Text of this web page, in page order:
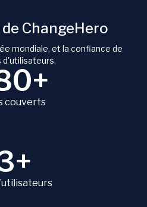
ChangeHero
mondiale, et la confiance de
d'utilisateurs.
couverts